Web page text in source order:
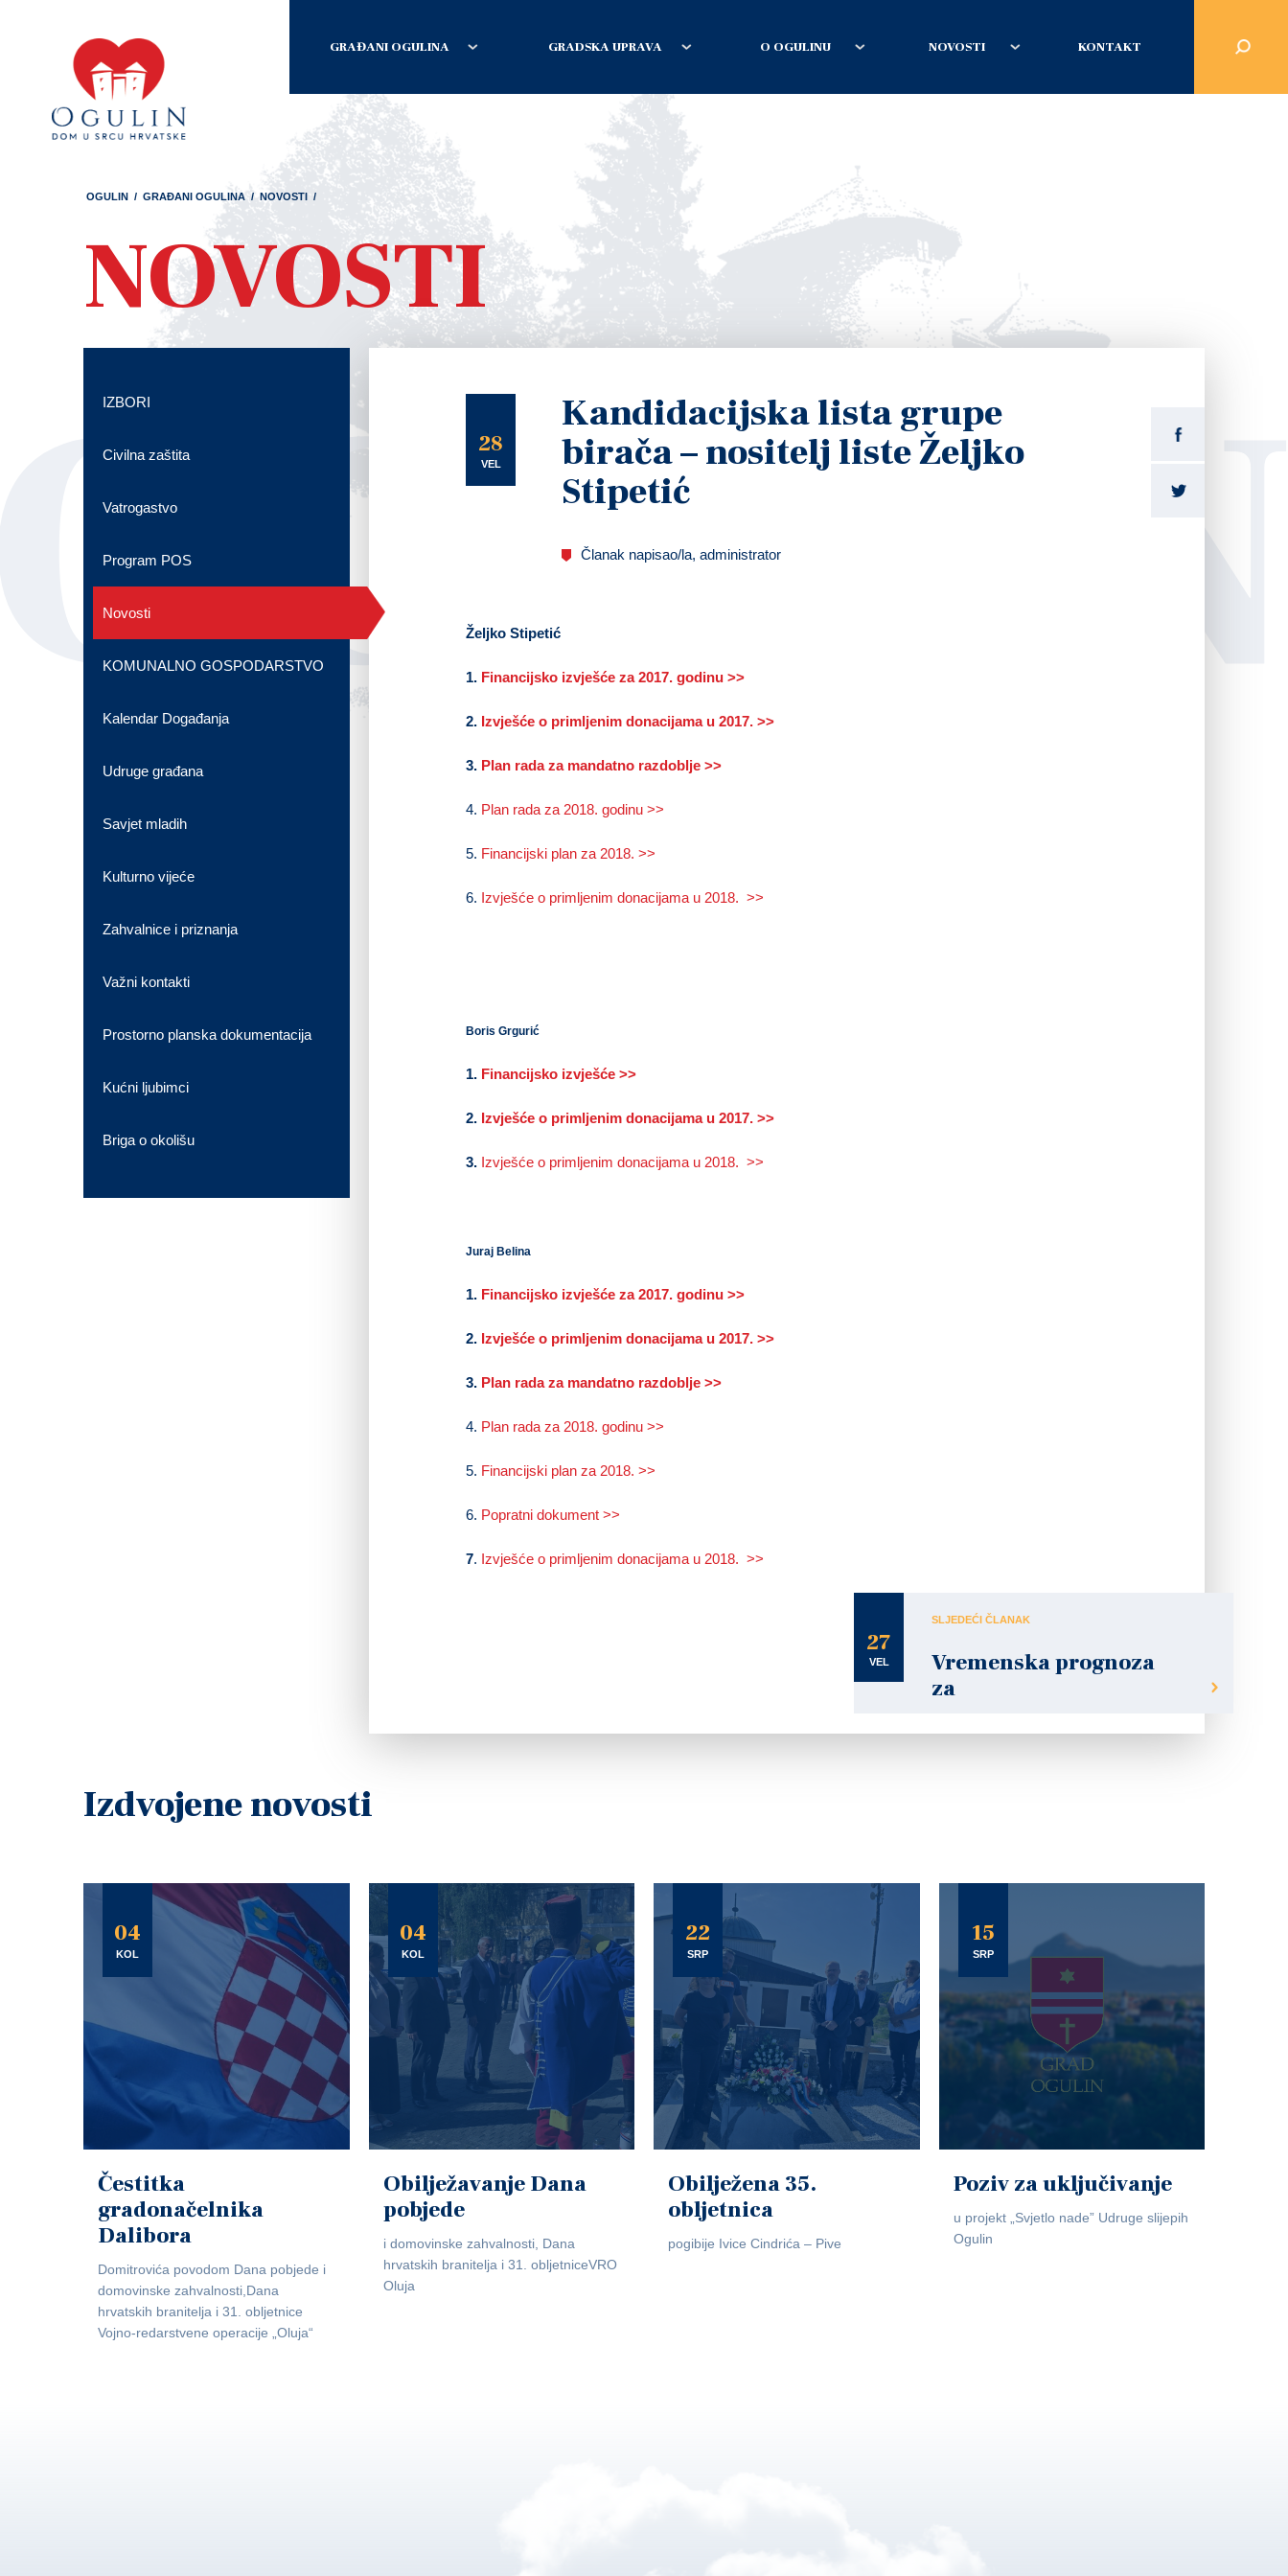
GRAĐANI OGULINA GRADSKA UPRAVA O OGULINU NOVOSTI KONTAKT
OGULIN / GRAĐANI OGULINA / NOVOSTI /
NOVOSTI
28
VEL
Kandidacijska lista grupe
birača – nositelj liste Željko
Stipetić
Članak napisao/la, administrator
Željko Stipetić
1. Financijsko izvješće za 2017. godinu >>
2. Izvješće o primljenim donacijama u 2017. >>
3. Plan rada za mandatno razdoblje >>
4. Plan rada za 2018. godinu >>
5. Financijski plan za 2018. >>
6. Izvješće o primljenim donacijama u 2018. >>
Boris Grgurić
1. Financijsko izvješće >>
2. Izvješće o primljenim donacijama u 2017. >>
3. Izvješće o primljenim donacijama u 2018. >>
Juraj Belina
1. Financijsko izvješće za 2017. godinu >>
2. Izvješće o primljenim donacijama u 2017. >>
3. Plan rada za mandatno razdoblje >>
4. Plan rada za 2018. godinu >>
5. Financijski plan za 2018. >>
6. Popratni dokument >>
7. Izvješće o primljenim donacijama u 2018. >>
27
VEL
SLJEDEĆI ČLANAK
Vremenska prognoza
za
IZBORI
Civilna zaštita
Vatrogastvo
Program POS
Novosti
KOMUNALNO GOSPODARSTVO
Kalendar Događanja
Udruge građana
Savjet mladih
Kulturno vijeće
Zahvalnice i priznanja
Važni kontakti
Prostorno planska dokumentacija
Kućni ljubimci
Briga o okolišu
Izdvojene novosti
04
KOL
Čestitka
gradonačelnika
Dalibora
Domitrovića povodom Dana pobjede i
domovinske zahvalnosti,Dana
hrvatskih branitelja i 31. obljetnice
Vojno-redarstvene operacije „Oluja“
04
KOL
Obilježavanje Dana
pobjede
i domovinske zahvalnosti, Dana
hrvatskih branitelja i 31. obljetniceVRO
Oluja
22
SRP
Obilježena 35.
obljetnica
pogibije Ivice Cindrića – Pive
15
SRP
Poziv za uključivanje
u projekt „Svjetlo nade” Udruge slijepih
Ogulin